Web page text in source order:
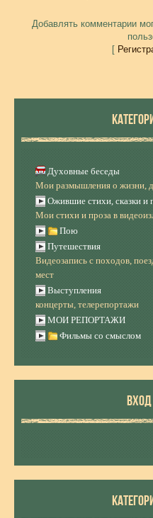
Добавлять комментарии
[
Духовные беседы
Мои размышления о жизни,
Ожившие стихи, сказки и
Мои стихи и проза в
Пою
Путешествия
Видеозапись с походов,
мест
Выступления
концерты, телерепортажи
МОИ РЕПОРТАЖИ
Фильмы со смыслом
ВХОД